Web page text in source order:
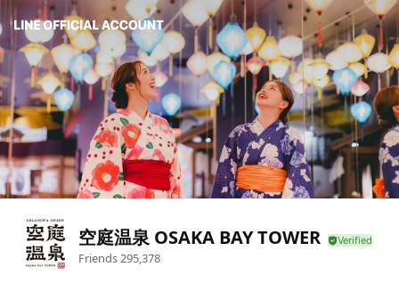
空庭温泉 OSAKA BAY TOWER
Friends295,378